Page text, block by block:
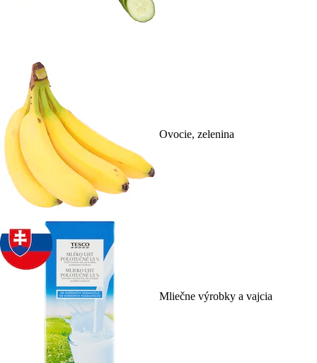
Ovocie, zelenina
Mliečne výrobky a vajcia